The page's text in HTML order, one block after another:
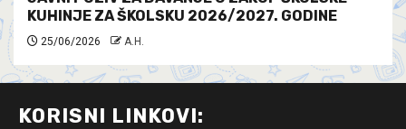
KUHINJE ZA ŠKOLSKU 2026/2027. GODINE
25/06/2026 A.H.
KORISNI LINKOVI: